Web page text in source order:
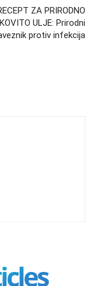
ZA PRIRODNO
ULJE: Prirodni
protiv infekcija